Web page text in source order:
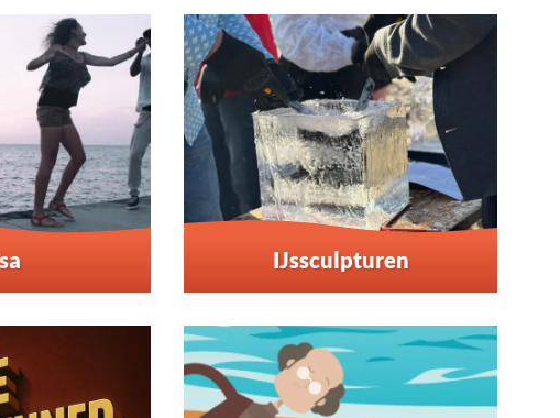
IJssculpturen